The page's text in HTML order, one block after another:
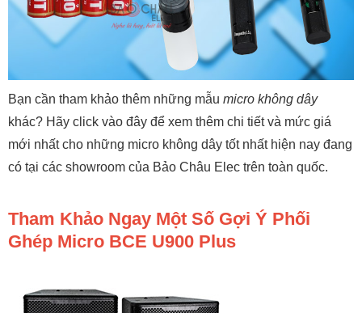
Bạn cần tham khảo thêm những mẫu micro không dây
khác? Hãy click vào đây để xem thêm chi tiết và mức giá
mới nhất cho những micro không dây tốt nhất hiện nay đang
có tại các showroom của Bảo Châu Elec trên toàn quốc.
Tham Khảo Ngay Một Số Gợi Ý Phối
Ghép Micro BCE U900 Plus